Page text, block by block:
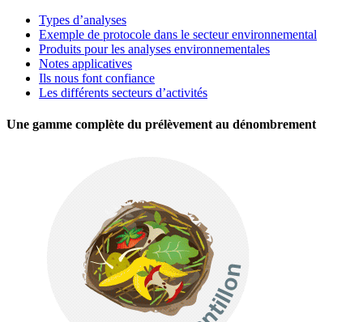
Types d’analyses
Exemple de protocole dans le secteur environnemental
Produits pour les analyses environnementales
Notes applicatives
Ils nous font confiance
Les différents secteurs d’activités
Une gamme complète du prélèvement au dénombrement